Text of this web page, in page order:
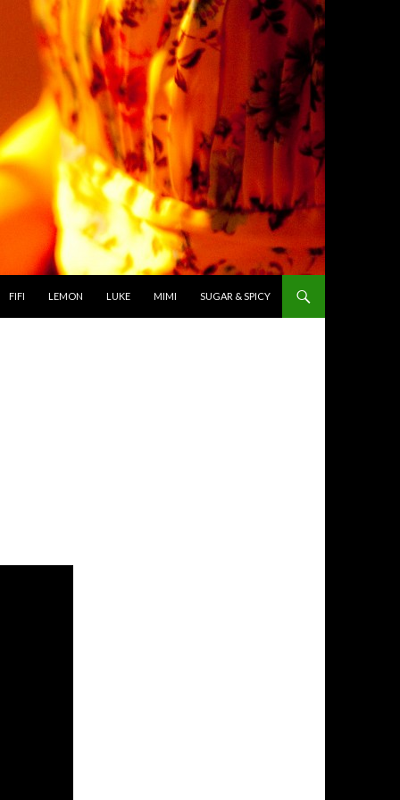
FIFI
LEMON LUKE MIMI SUGAR & SPICY